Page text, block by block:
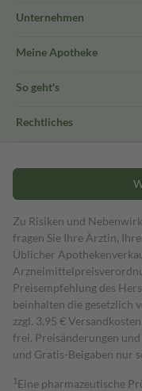
Unternehmen
Meine Apotheke
So geht's
Rechtliches
Zu Risiken und
fragen Sie Ihre Ärztin,
Üblicher
Preisempfehlung des
beinhalten die gesetzlich
zzgl. 3,95 €
frei. Preisänderungen
und Gratis-Beigaben nur
1 Eine pharmazeutische